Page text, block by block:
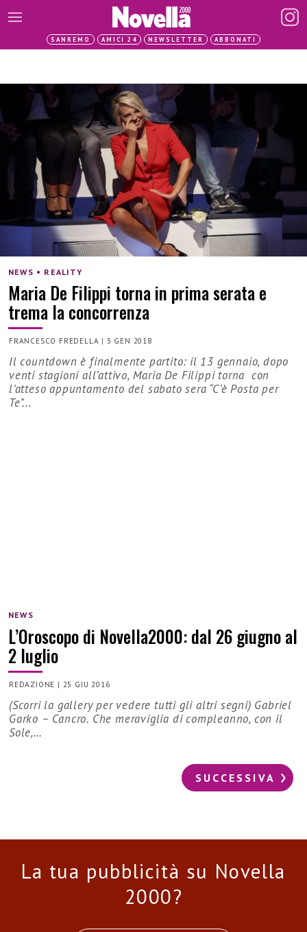
SANREMO AMICI 24 NEWSLETTER ABBONATI
NEWS • REALITY
Maria De Filippi torna in prima serata e
trema la concorrenza
FRANCESCO FREDELLA | 3 GEN 2018
Il countdown è finalmente partito: il 13 gennaio, dopo
venti stagioni all’attivo, Maria De Filippi torna con
l’atteso appuntamento del sabato sera “C’è Posta per
Te”...
NEWS
L’Oroscopo di Novella2000: dal 26 giugno al
2 luglio
REDAZIONE | 25 GIU 2016
(Scorri la gallery per vedere tutti gli altri segni) Gabriel
Garko – Cancro. Che meraviglia di compleanno, con il
Sole,…
SUCCESSIVA
La tua pubblicità su Novella
2000?